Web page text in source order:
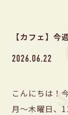
【カフェ】
2026.06.22
こんにちは！
月〜木曜日、